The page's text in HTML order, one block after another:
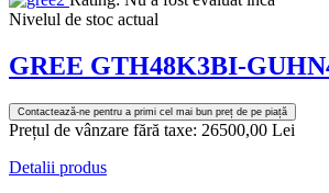
Nivelul de stoc actual
GREE GTH48K3BI-
Contactează-ne pentru a primi cel mai bun preț de pe piață
Prețul de vânzare fără taxe: 26500,00 Lei
Detalii produs